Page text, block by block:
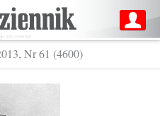
Nr 61 (4600)